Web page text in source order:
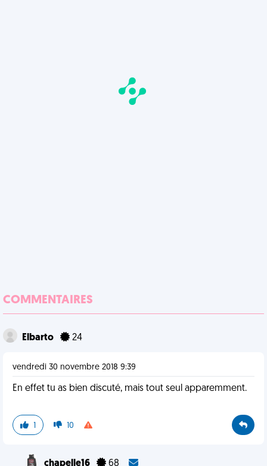
COMMENTAIRES
Elbarto 24
vendredi 30 novembre 2018 9:39
En effet tu as bien discuté, mais tout seul apparemment.
1 10
chapelle16 68